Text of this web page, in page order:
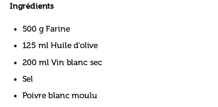
Ingrédients
500 g Farine
125 ml Huile d’olive
200 ml Vin blanc sec
Sel
Poivre blanc moulu